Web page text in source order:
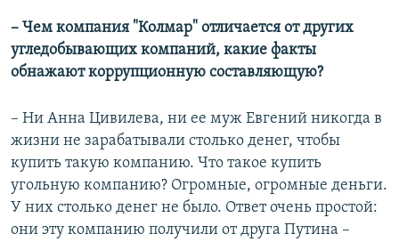
– Чем компания "Колмар" отличается от других
угледобывающих компаний, какие факты
обнажают коррупционную составляющую?
– Ни Анна Цивилева, ни ее муж Евгений никогда в
жизни не зарабатывали столько денег, чтобы
купить такую компанию. Что такое купить
угольную компанию? Огромные, огромные деньги.
У них столько денег не было. Ответ очень простой:
они эту компанию получили от друга Путина –